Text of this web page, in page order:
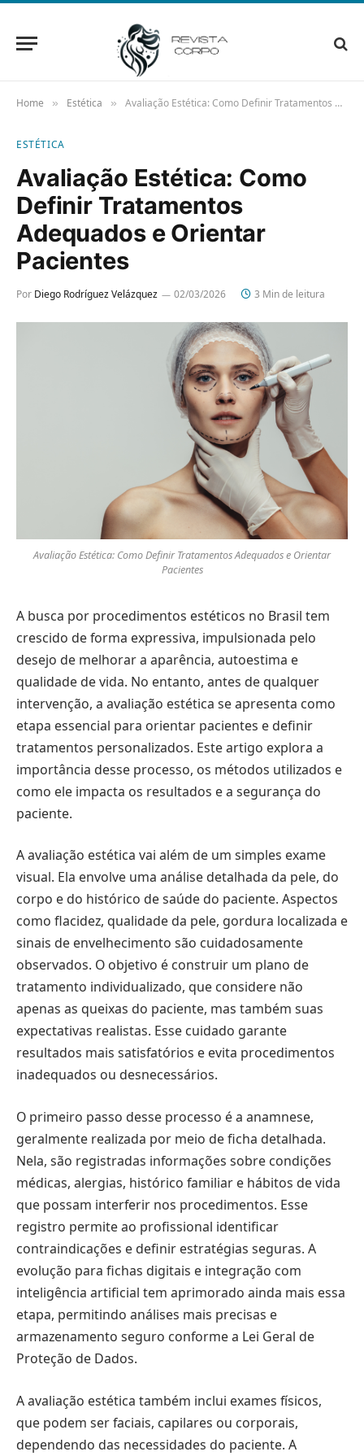
Home » Estética » Avaliação Estética: Como Definir Tratamentos Adequados e Orientar Pacientes
ESTÉTICA
Avaliação Estética: Como
Definir Tratamentos
Adequados e Orientar
Pacientes
Por Diego Rodríguez Velázquez 02/03/2026 3 Min de leitura
Avaliação Estética: Como Definir Tratamentos Adequados e Orientar
Pacientes
A busca por procedimentos estéticos no Brasil tem
crescido de forma expressiva, impulsionada pelo
desejo de melhorar a aparência, autoestima e
qualidade de vida. No entanto, antes de qualquer
intervenção, a avaliação estética se apresenta como
etapa essencial para orientar pacientes e definir
tratamentos personalizados. Este artigo explora a
importância desse processo, os métodos utilizados e
como ele impacta os resultados e a segurança do
paciente.
A avaliação estética vai além de um simples exame
visual. Ela envolve uma análise detalhada da pele, do
corpo e do histórico de saúde do paciente. Aspectos
como flacidez, qualidade da pele, gordura localizada e
sinais de envelhecimento são cuidadosamente
observados. O objetivo é construir um plano de
tratamento individualizado, que considere não
apenas as queixas do paciente, mas também suas
expectativas realistas. Esse cuidado garante
resultados mais satisfatórios e evita procedimentos
inadequados ou desnecessários.
O primeiro passo desse processo é a anamnese,
geralmente realizada por meio de ficha detalhada.
Nela, são registradas informações sobre condições
médicas, alergias, histórico familiar e hábitos de vida
que possam interferir nos procedimentos. Esse
registro permite ao profissional identificar
contraindicações e definir estratégias seguras. A
evolução para fichas digitais e integração com
inteligência artificial tem aprimorado ainda mais essa
etapa, permitindo análises mais precisas e
armazenamento seguro conforme a Lei Geral de
Proteção de Dados.
A avaliação estética também inclui exames físicos,
que podem ser faciais, capilares ou corporais,
dependendo das necessidades do paciente. A